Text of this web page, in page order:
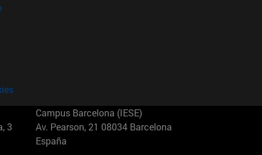
3
Campus Barcelona (IESE)
Av. Pearson, 21 08034 Barcelona
España